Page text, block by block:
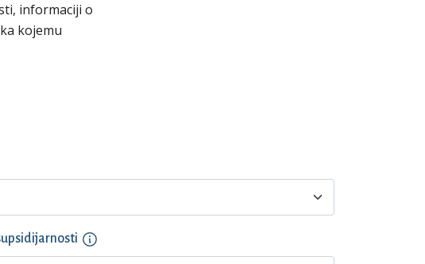
informaciji o
kojemu